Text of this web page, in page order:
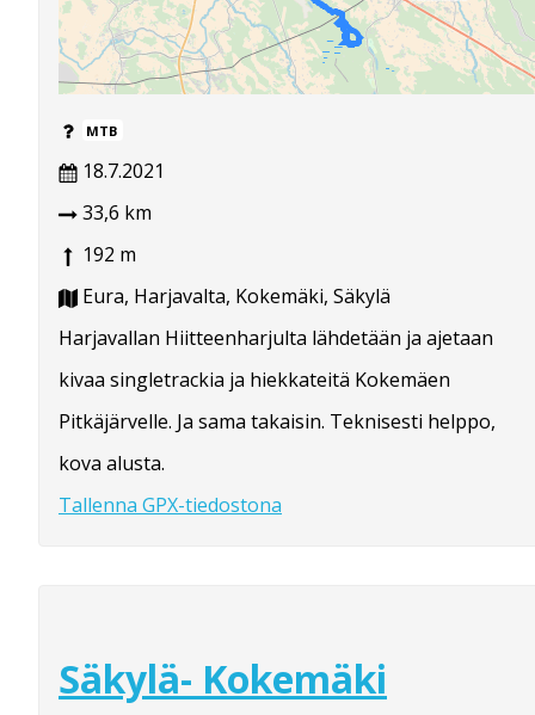
MTB
18.7.2021
33,6 km
192 m
Eura, Harjavalta, Kokemäki, Säkylä
Harjavallan Hiitteenharjulta lähdetään ja ajetaan
kivaa singletrackia ja hiekkateitä Kokemäen
Pitkäjärvelle. Ja sama takaisin. Teknisesti helppo,
kova alusta.
Tallenna GPX-tiedostona
Säkylä- Kokemäki